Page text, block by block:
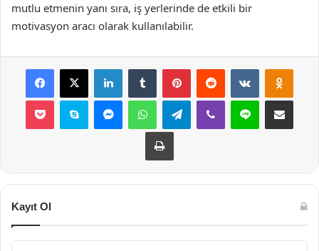
mutlu etmenin yanı sıra, iş yerlerinde de etkili bir
motivasyon aracı olarak kullanılabilir.
Facebook
X LinkedInTumblr PinterestReddit VKontakte
Pocket Skype MessengerWhatsAppTelegramViber Line E-Posta ile
Yazdır
Kayıt Ol